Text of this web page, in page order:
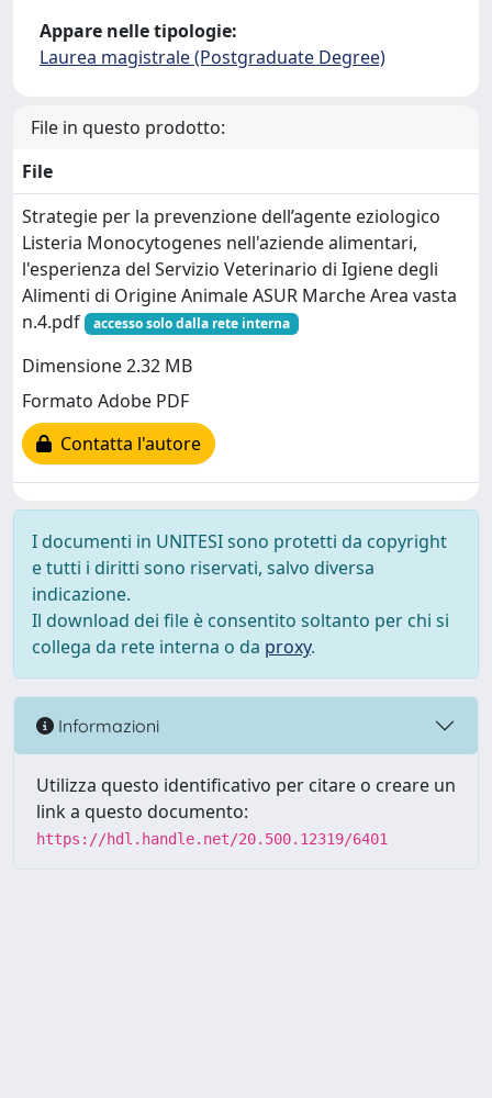
Appare nelle tipologie:
Laurea magistrale (Postgraduate Degree)
File in questo prodotto:
File
Strategie per la prevenzione dell’agente eziologico
Listeria Monocytogenes nell'aziende alimentari,
l'esperienza del Servizio Veterinario di Igiene degli
Alimenti di Origine Animale ASUR Marche Area vasta
n.4.pdf
accesso solo dalla rete interna
Dimensione 2.32 MB
Formato Adobe PDF
Contatta l'autore
I documenti in UNITESI sono protetti da copyright
e tutti i diritti sono riservati, salvo diversa
indicazione.
Il download dei file è consentito soltanto per chi si
collega da rete interna o da proxy.
Informazioni
Utilizza questo identificativo per citare o creare un
link a questo documento:
https://hdl.handle.net/20.500.12319/6401